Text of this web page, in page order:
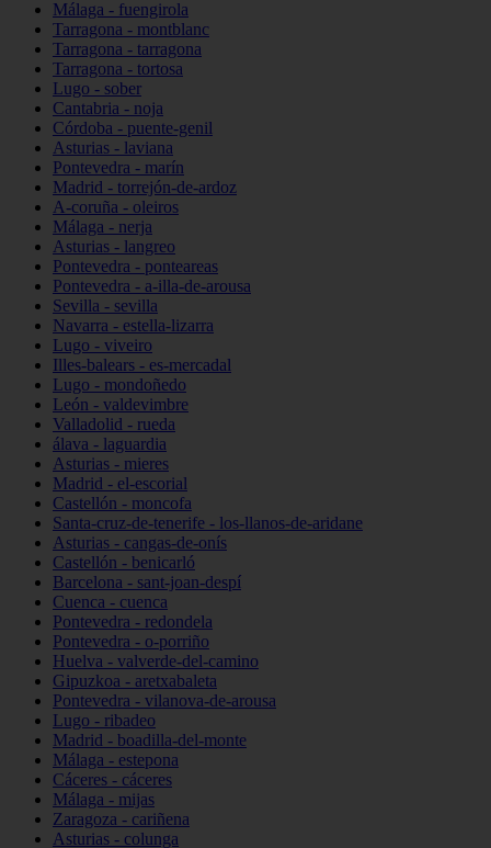
Málaga - fuengirola
Tarragona - montblanc
Tarragona - tarragona
Tarragona - tortosa
Lugo - sober
Cantabria - noja
Córdoba - puente-genil
Asturias - laviana
Pontevedra - marín
Madrid - torrejón-de-ardoz
A-coruña - oleiros
Málaga - nerja
Asturias - langreo
Pontevedra - ponteareas
Pontevedra - a-illa-de-arousa
Sevilla - sevilla
Navarra - estella-lizarra
Lugo - viveiro
Illes-balears - es-mercadal
Lugo - mondoñedo
León - valdevimbre
Valladolid - rueda
álava - laguardia
Asturias - mieres
Madrid - el-escorial
Castellón - moncofa
Santa-cruz-de-tenerife - los-llanos-de-aridane
Asturias - cangas-de-onís
Castellón - benicarló
Barcelona - sant-joan-despí
Cuenca - cuenca
Pontevedra - redondela
Pontevedra - o-porriño
Huelva - valverde-del-camino
Gipuzkoa - aretxabaleta
Pontevedra - vilanova-de-arousa
Lugo - ribadeo
Madrid - boadilla-del-monte
Málaga - estepona
Cáceres - cáceres
Málaga - mijas
Zaragoza - cariñena
Asturias - colunga